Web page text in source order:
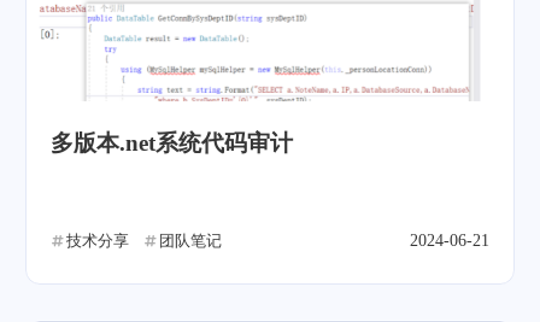
多版本.net系统代码审计
技术分享 团队笔记 2024-06-21